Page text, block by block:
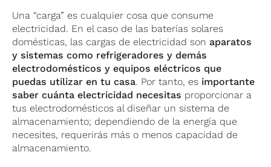
Una “carga” es cualquier cosa que consume
electricidad. En el caso de las baterías solares
domésticas, las cargas de electricidad son aparatos
y sistemas como refrigeradores y demás
electrodomésticos y equipos eléctricos que
puedas utilizar en tu casa. Por tanto, es importante
saber cuánta electricidad necesitas proporcionar a
tus electrodomésticos al diseñar un sistema de
almacenamiento; dependiendo de la energía que
necesites, requerirás más o menos capacidad de
almacenamiento.